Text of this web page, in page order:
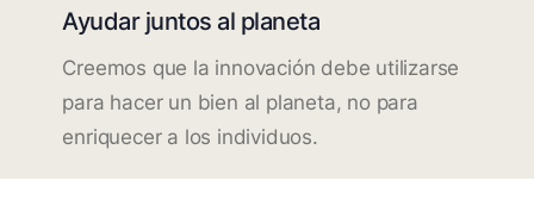
Ayudar juntos al planeta
Creemos que la innovación debe utilizarse
para hacer un bien al planeta, no para
enriquecer a los individuos.